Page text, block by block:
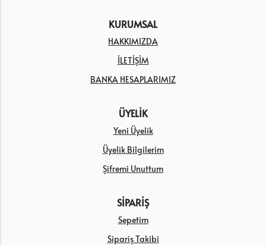
KURUMSAL
HAKKIMIZDA
İLETİŞİM
BANKA HESAPLARIMIZ
ÜYELİK
Yeni Üyelik
Üyelik Bilgilerim
Şifremi Unuttum
SİPARİŞ
Sepetim
Sipariş Takibi